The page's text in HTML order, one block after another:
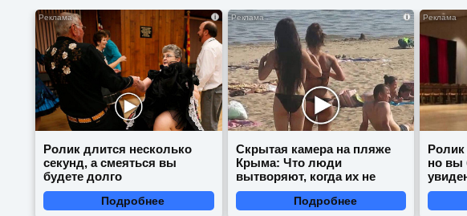
i
Ролик длится несколько
секунд, а смеяться вы
будете долго
Подробнее
i
Скрытая камера на пляже
Крыма: Что люди
вытворяют, когда их не
видят...
Подробнее
Ролик
но вы